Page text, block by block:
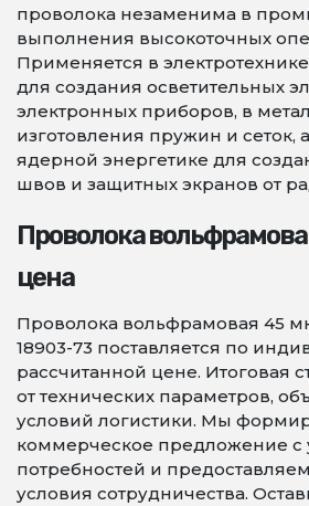
проволока незаменима в
выполнения высокоточных
Применяется в
для создания осветительных
электронных приборов, в
изготовления пружин и сеток,
ядерной энергетике для
швов и защитных экранов от
Проволока
цена
Проволока вольфрамовая 45
18903-73 поставляется по
рассчитанной цене. Итоговая
от технических параметров,
условий логистики. Мы
коммерческое предложение с
потребностей и
условия сотрудничества.